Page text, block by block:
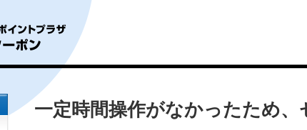
一定時間操作がなかったため